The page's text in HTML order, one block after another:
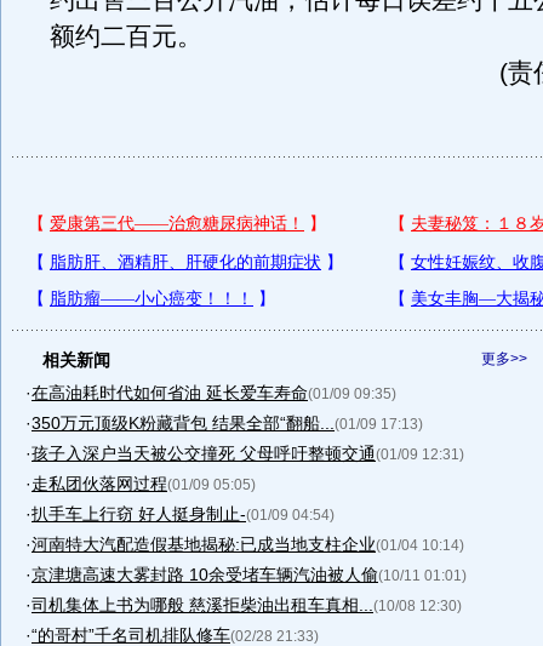
额约二百元。
(责
更多>>
相关新闻
·在高油耗时代如何省油 延长爱车寿命(01/09 09:35)
·350万元顶级K粉藏背包 结果全部“翻船... (01/09 17:13)
·孩子入深户当天被公交撞死 父母呼吁整顿交通(01/09 12:31)
·走私团伙落网过程(01/09 05:05)
·扒手车上行窃 好人挺身制止-(01/09 04:54)
·河南特大汽配造假基地揭秘:已成当地支柱企业(01/04 10:14)
·京津塘高速大雾封路 10余受堵车辆汽油被人偷(10/11 01:01)
·司机集体上书为哪般 慈溪拒柴油出租车真相... (10/08 12:30)
·“的哥村”千名司机排队修车(02/28 21:33)